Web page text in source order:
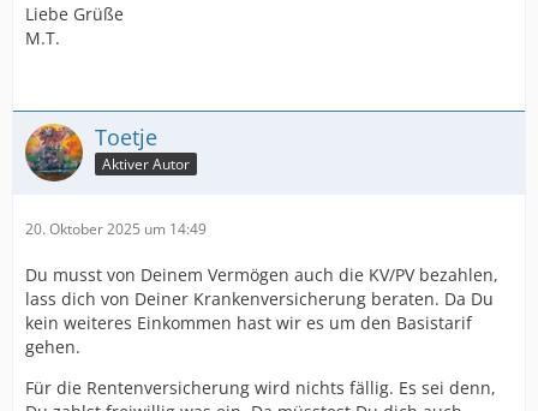
Liebe Grüße
M.T.
Toetje
Aktiver Autor
20. Oktober 2025 um 14:49
Du musst von Deinem Vermögen auch die KV/PV bezahlen,
lass dich von Deiner Krankenversicherung beraten. Da Du
kein weiteres Einkommen hast wir es um den Basistarif
gehen.
Für die Rentenversicherung wird nichts fällig. Es sei denn,